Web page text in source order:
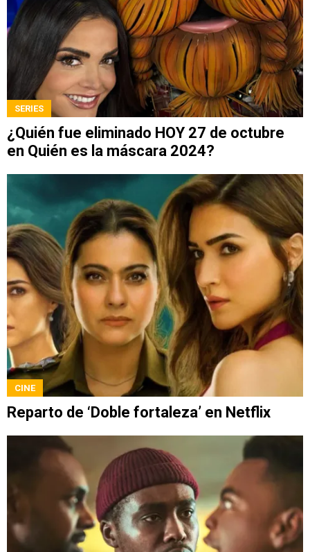
SERIES
¿Quién fue eliminado HOY 27 de octubre
en Quién es la máscara 2024?
CINE
Reparto de ‘Doble fortaleza’ en Netflix